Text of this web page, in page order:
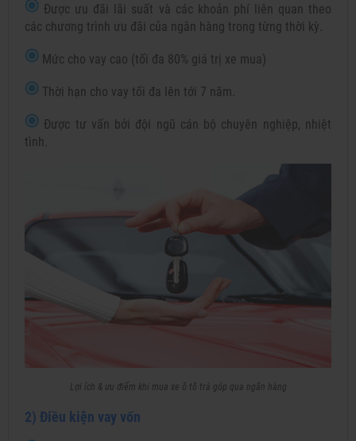
Được ưu đãi lãi suất và các khoản phí liên quan theo
các chương trình ưu đãi của ngân hàng trong từng thời kỳ.
Mức cho vay cao (tối đa 80% giá trị xe mua)
Thời hạn cho vay tối đa lên tới 7 năm.
Được tư vấn bởi đội ngũ cán bộ chuyên nghiệp, nhiệt
tình.
Lợi ích & ưu điểm khi mua xe ô tô trả góp qua ngân hàng
2) Điều kiện vay vốn